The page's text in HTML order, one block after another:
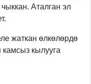
Аталган эл
жаткан өлкөлөрдө
камсыз кылууга